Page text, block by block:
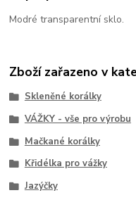
Modré transparentní sklo.
Zboží zařazeno v
Skleněné korálky
VÁŽKY - vše pro výrobu
Mačkané korálky
Křidélka pro vážky
Jazýčky